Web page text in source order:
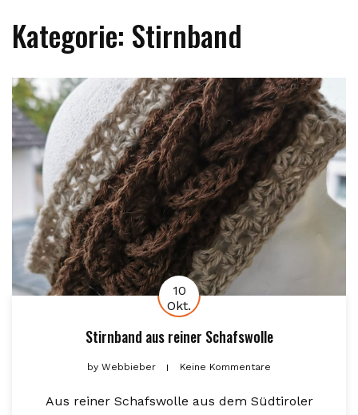
Kategorie: Stirnband
10
Okt.
Stirnband aus reiner Schafswolle
by Webbieber Keine Kommentare
Aus reiner Schafswolle aus dem Südtiroler